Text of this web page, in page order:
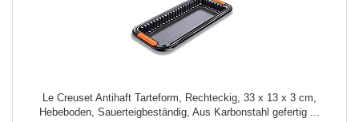
Le Creuset Antihaft Tarteform, Rechteckig, 33 x 13 x 3 cm,
Hebeboden, Sauerteigbeständig, Aus Karbonstahl gefertig ...